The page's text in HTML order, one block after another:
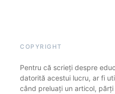
COPYRIGHT
Pentru că scrieți despre
datorită acestui lucru, ar fi
când preluați un articol,